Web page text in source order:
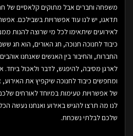
משפחה וחברים אבל מתוקים קלאסיים של
תדאגו, יש לנו עוד אפשרויות בשבילכם. אפשר
לאירועים שיתאימו לכל מי שרוצה להנות
כיבוד לחנוכה חנוכה, חג האורים, הוא חג
החברות, והחיבור בין האנשים שאנחנו
לארגן מסיבה, להיפגש, לדבר ולאכול
ומחפשים כיבוד לחנוכה שיקפיץ את האירוע,
של אפשרויות טעימות במיוחד לאורחים
לנו מה תרצו להגיש באירוע ואנחנו נעשה
שלכם לבלתי נשכחת.